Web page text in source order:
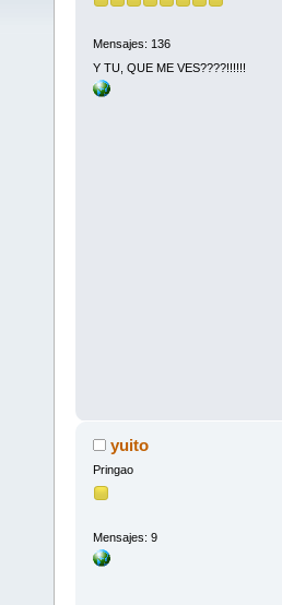
Mensajes: 136
Y TU, QUE ME VES????!!!!!!
yuito
Pringao
Mensajes: 9